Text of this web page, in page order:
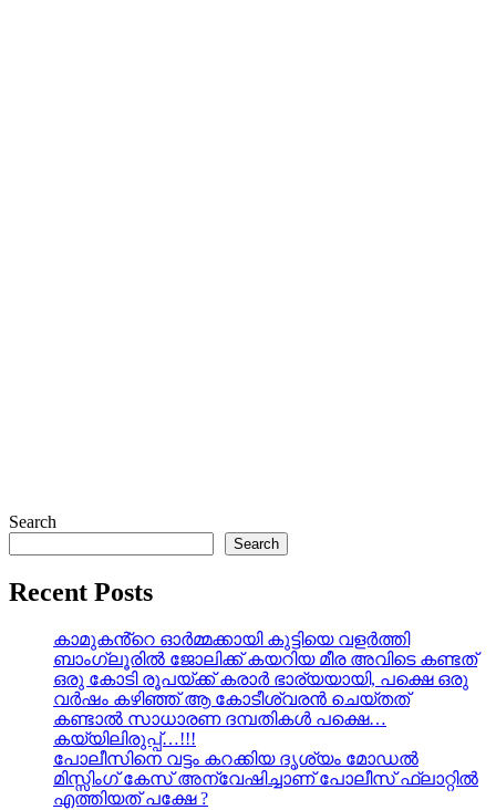
Search
Search
Recent Posts
കാമുകൻ്റെ ഓർമ്മക്കായി കുട്ടിയെ വളർത്തി
ബാംഗ്ലൂരിൽ ജോലിക്ക് കയറിയ മീര അവിടെ കണ്ടത്
ഒരു കോടി രൂപയ്ക്ക് കരാർ ഭാര്യയായി, പക്ഷെ ഒരു
വർഷം കഴിഞ്ഞ് ആ കോടീശ്വരൻ ചെയ്തത്
കണ്ടാൽ സാധാരണ ദമ്പതികൾ പക്ഷെ…
കയ്യിലിരുപ്പ്…!!!
പോലീസിനെ വട്ടം കറക്കിയ ദൃശ്യം മോഡല്‍
മിസ്സിംഗ് കേസ് അന്വേഷിച്ചാണ് പോലീസ് ഫ്ലാറ്റിൽ
എത്തിയത് പക്ഷേ ?